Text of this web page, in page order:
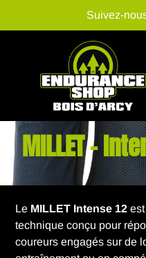
Suivez-
MILLET –
Le MILLET Intense 12
technique conçu pour
coureurs engagés sur de